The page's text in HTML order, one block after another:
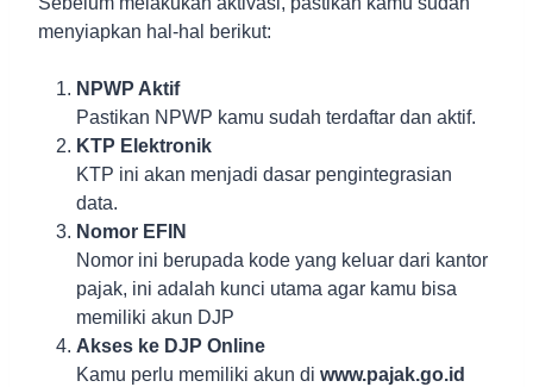
menyiapkan hal-hal berikut:
NPWP Aktif
Pastikan NPWP kamu sudah terdaftar dan aktif.
KTP Elektronik
KTP ini akan menjadi dasar pengintegrasian
data.
Nomor EFIN
Nomor ini berupada kode yang keluar dari kantor
pajak, ini adalah kunci utama agar kamu bisa
memiliki akun DJP
Akses ke DJP Online
Kamu perlu memiliki akun di www.pajak.go.id